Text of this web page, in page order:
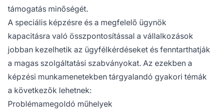
támogatás minőségét.
A speciális képzésre és a megfelelő ügynök
kapacitásra való összpontosítással a vállalkozások
jobban kezelhetik az ügyfélkérdéseket és fenntarthatják
a magas szolgáltatási szabványokat. Az ezekben a
képzési munkamenetekben tárgyalandó gyakori témák
a következők lehetnek:
Problémamegoldó műhelyek